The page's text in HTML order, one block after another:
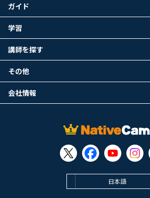
日本語
ガイド
学習
講師を探す
その他
会社情報